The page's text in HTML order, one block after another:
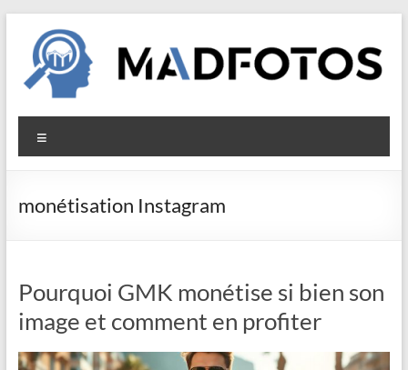
contenu
Madfotos
monétisation Instagram
Pourquoi GMK monétise si bien son
image et comment en profiter